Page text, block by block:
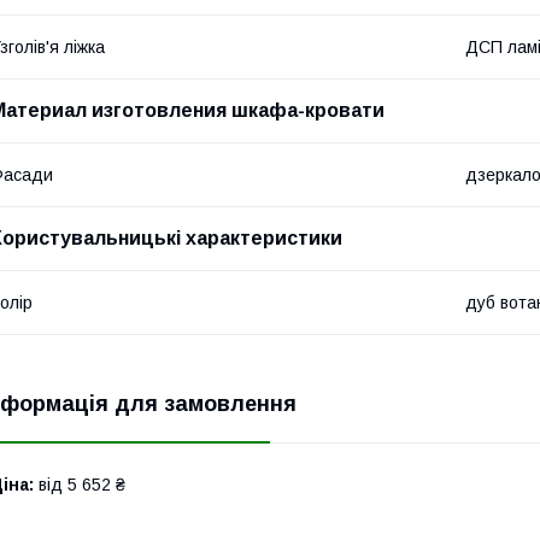
ліжка ДСП
изготовления шкафа-кровати
дзеркало
характеристики
дуб
для замовлення
від 5 652 ₴